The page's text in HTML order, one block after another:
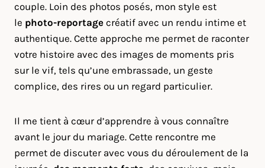
couple. Loin des photos posés, mon style est
le photo-reportage créatif avec un rendu intime et
authentique. Cette approche me permet de raconter
votre histoire avec des images de moments pris
sur le vif, tels qu’une embrassade, un geste
complice, des rires ou un regard particulier.
Il me tient à cœur d’apprendre à vous connaître
avant le jour du mariage. Cette rencontre me
permet de discuter avec vous du déroulement de la